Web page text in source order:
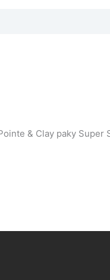
& Clay paky Super